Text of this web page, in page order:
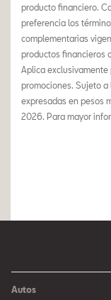
producto financiero.
preferencia los
complementarias
productos financieros
Aplica exclusivamente
promociones. Sujeto
expresadas en pesos
2026. Para mayor
Autos